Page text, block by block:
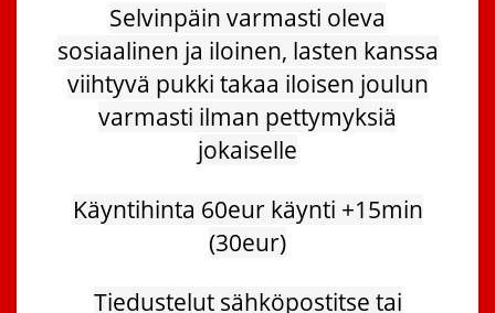
Selvinpäin varmasti oleva
sosiaalinen ja iloinen, lasten kanssa
viihtyvä pukki takaa iloisen joulun
varmasti ilman pettymyksiä
jokaiselle
Käyntihinta 60eur käynti +15min
(30eur)
Tiedustelut sähköpostitse tai